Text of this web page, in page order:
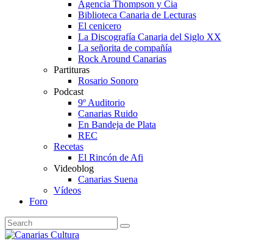
Agencia Thompson y Cia
Biblioteca Canaria de Lecturas
El cenicero
La Discografía Canaria del Siglo XX
La señorita de compañía
Rock Around Canarias
Partituras
Rosario Sonoro
Podcast
9º Auditorio
Canarias Ruido
En Bandeja de Plata
REC
Recetas
El Rincón de Afi
Videoblog
Canarias Suena
Vídeos
Foro